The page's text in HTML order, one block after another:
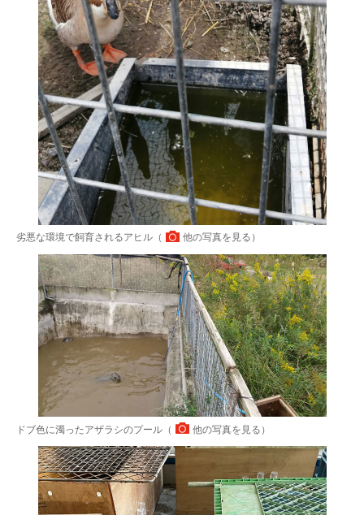
劣悪な環境で飼育されるアヒル（ 他の写真を見る ）
ドブ色に濁ったアザラシのプール（ 他の写真を見る ）